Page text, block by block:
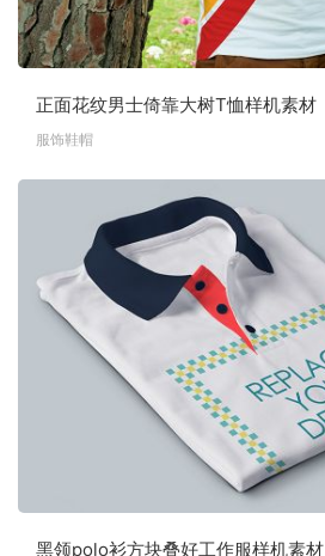
正面花纹男士倚靠大树T恤样机素材
服饰鞋帽
黑领polo衫方块叠好工作服样机素材